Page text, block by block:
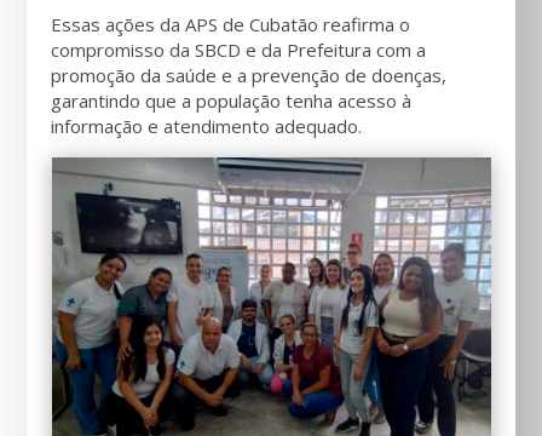
Essas ações da APS de Cubatão reafirma o
compromisso da SBCD e da Prefeitura com a
promoção da saúde e a prevenção de doenças,
garantindo que a população tenha acesso à
informação e atendimento adequado.